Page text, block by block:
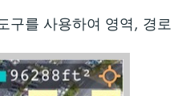
구를 사용하여 영역, 경로